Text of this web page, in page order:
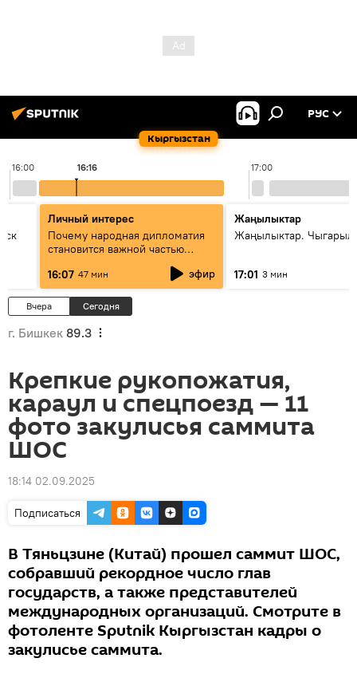
Кыргызстан
РУС
16:00 17:00
16:16
Личный интерес
Почему народная дипломатия
становится важной частью
сотрудничества
16:07 47 мин эфир
Жаңылыктар
Жаңылыктар.
17:01 3 мин
Вчера Сегодня
г. Бишкек 89.3
Крепкие рукопожатия,
караул и спецпоезд — 11
фото закулисья саммита
ШОС
18:14 02.09.2025
Подписаться
В Тяньцзине (Китай) прошел саммит ШОС,
собравший рекордное число глав
государств, а также представителей
международных организаций. Смотрите в
фотоленте Sputnik Кыргызстан кадры о
закулисье саммита.